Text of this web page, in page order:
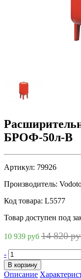
БРОФ-50л-В
Артикул: 79926
Производитель:
Код товара: L5577
Товар доступен под
10 939 руб 14 820
-
В корзину
Описание